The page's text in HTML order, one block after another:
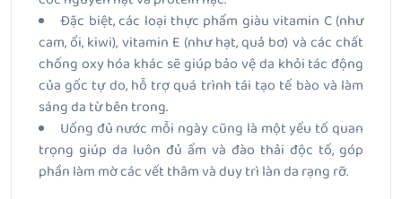
Đặc biệt, các loại thực phẩm giàu vitamin C (như
cam, ổi, kiwi), vitamin E (như hạt, quả bơ) và các chất
chống oxy hóa khác sẽ giúp bảo vệ da khỏi tác động
của gốc tự do, hỗ trợ quá trình tái tạo tế bào và làm
sáng da từ bên trong.
Uống đủ nước mỗi ngày cũng là một yếu tố quan
trọng giúp da luôn đủ ẩm và đào thải độc tố, góp
phần làm mờ các vết thâm và duy trì làn da rạng rỡ.